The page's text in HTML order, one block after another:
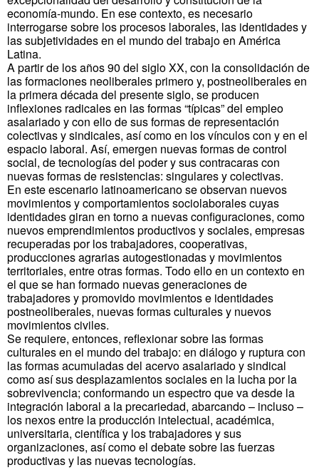
economía-mundo. En ese contexto, es necesario
interrogarse sobre los procesos laborales, las identidades y
las subjetividades en el mundo del trabajo en América
Latina.
A partir de los años 90 del siglo XX, con la consolidación de
las formaciones neoliberales primero y, postneoliberales en
la primera década del presente siglo, se producen
inflexiones radicales en las formas “típicas” del empleo
asalariado y con ello de sus formas de representación
colectivas y sindicales, así como en los vínculos con y en el
espacio laboral. Así, emergen nuevas formas de control
social, de tecnologías del poder y sus contracaras con
nuevas formas de resistencias: singulares y colectivas.
En este escenario latinoamericano se observan nuevos
movimientos y comportamientos sociolaborales cuyas
identidades giran en torno a nuevas configuraciones, como
nuevos emprendimientos productivos y sociales, empresas
recuperadas por los trabajadores, cooperativas,
producciones agrarias autogestionadas y movimientos
territoriales, entre otras formas. Todo ello en un contexto en
el que se han formado nuevas generaciones de
trabajadores y promovido movimientos e identidades
postneoliberales, nuevas formas culturales y nuevos
movimientos civiles.
Se requiere, entonces, reflexionar sobre las formas
culturales en el mundo del trabajo: en diálogo y ruptura con
las formas acumuladas del acervo asalariado y sindical
como así sus desplazamientos sociales en la lucha por la
sobrevivencia; conformando un espectro que va desde la
integración laboral a la precariedad, abarcando – incluso –
los nexos entre la producción intelectual, académica,
universitaria, científica y los trabajadores y sus
organizaciones, así como el debate sobre las fuerzas
productivas y las nuevas tecnologías.